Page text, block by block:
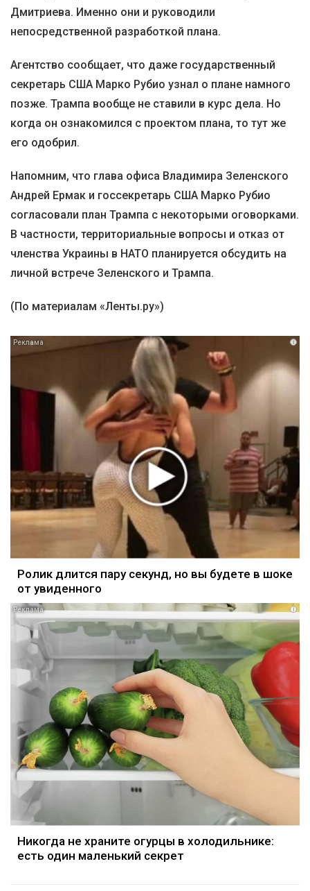
Дмитриева. Именно они и руководили
непосредственной разработкой плана.
Агентство сообщает, что даже государственный
секретарь США Марко Рубио узнал о плане намного
позже. Трампа вообще не ставили в курс дела. Но
когда он ознакомился с проектом плана, то тут же
его одобрил.
Напомним, что глава офиса Владимира Зеленского
Андрей Ермак и госсекретарь США Марко Рубио
согласовали план Трампа с некоторыми оговорками.
В частности, территориальные вопросы и отказ от
членства Украины в НАТО планируется обсудить на
личной встрече Зеленского и Трампа.
(По материалам «Ленты.ру»)
i
Ролик длится пару секунд, но вы будете в шоке
от увиденного
i
Никогда не храните огурцы в холодильнике:
есть один маленький секрет